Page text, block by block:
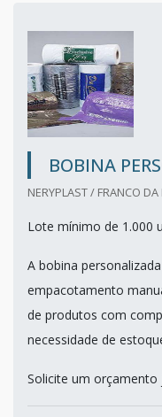
BOBINA
NERYPLAST / FRANCO
Lote mínimo de 1.000
A bobina
empacotamento
de produtos com
necessidade de
Solicite um orçamento